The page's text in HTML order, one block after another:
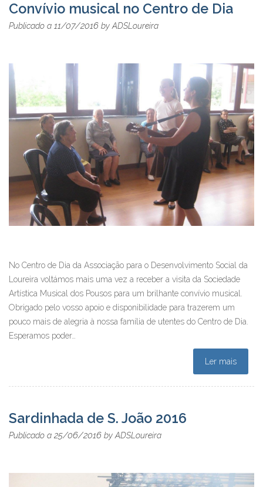
Convívio musical no Centro de Dia
Publicado a 11/07/2016 by ADSLoureira
No Centro de Dia da Associação para o Desenvolvimento Social da
Loureira voltámos mais uma vez a receber a visita da Sociedade
Artística Musical dos Pousos para um brilhante convívio musical.
Obrigado pelo vosso apoio e disponibilidade para trazerem um
pouco mais de alegria à nossa família de utentes do Centro de Dia.
Esperamos poder…
Ler mais
Sardinhada de S. João 2016
Publicado a 25/06/2016 by ADSLoureira